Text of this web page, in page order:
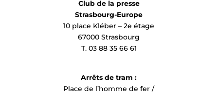
Alexandre Tatay – Attaché de presse
tatay@unistra.fr
Club de la presse
Strasbourg-Europe
10 place Kléber – 2e étage
67000 Strasbourg
T. 03 88 35 66 61
Arrêts de tram :
Place de l’homme de fer /